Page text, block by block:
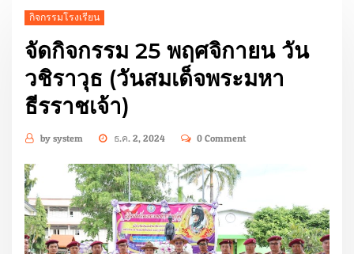
กิจกรรมโรงเรียน
จัดกิจกรรม 25 พฤศจิกายน วัน
วชิราวุธ (วันสมเด็จพระมหา
ธีรราชเจ้า)
by system ธ.ค. 2, 2024 0 Comment